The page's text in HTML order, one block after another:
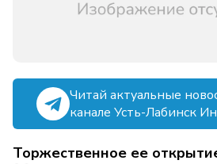
Читай актуальные
канале Усть-Лабинск
Торжественное ее